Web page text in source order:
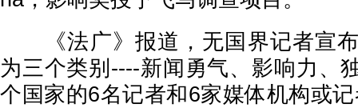
《法广》报道，无国界记者宣布
为三个类别----新闻勇气、影响力、
个国家的6名记者和6家媒体机构或